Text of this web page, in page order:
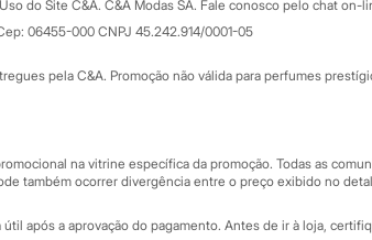
Todas as vantagens
C&A
Cupons de desconto
do Site C&A. C&A Modas SA. Fale conosco pelo chat on-
06455-000 CNPJ 45.242.914/0001-05
pela C&A. Promoção não válida para perfumes
na vitrine específica da promoção. Todas as
também ocorrer divergência entre o preço exibido no
após a aprovação do pagamento. Antes de ir à loja,